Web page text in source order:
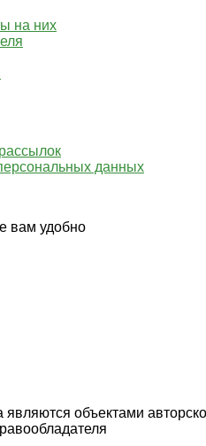
на них
данных
вам удобно
являются объектами